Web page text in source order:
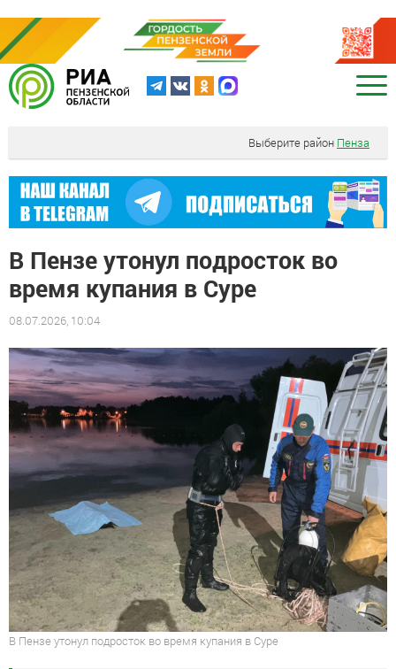
Выберите район Пенза
В Пензе утонул подросток во
время купания в Суре
08.07.2026, 10:04
В Пензе утонул подросток во время купания в Суре